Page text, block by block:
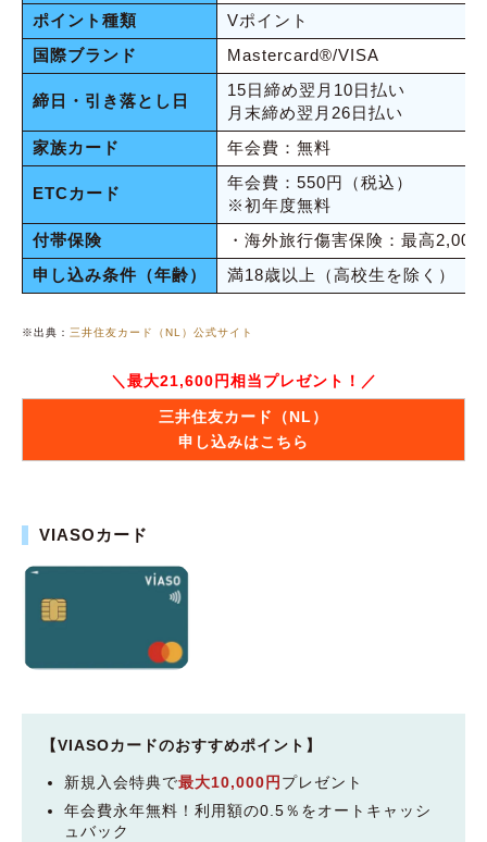
ポイント種類
Vポイント
国際ブランド
Mastercard®︎/VISA
締日・引き落とし日
15日締め翌月10日払い
月末締め翌月26日払い
家族カード
年会費：無料
ETCカード
年会費：550円（税込）
※初年度無料
付帯保険
・海外旅行傷害保険：最高
申し込み条件（年齢）
満18歳以上（高校生を除く）
※出典： 三井住友カード（NL）公式サイト
＼最大21,600円相当プレゼント！／
三井住友カード（NL）
申し込みはこちら
VIASOカード
【VIASOカードのおすすめポイント】
新規入会特典で最大10,000円 プレゼント
年会費永年無料！利用額の0.5％をオートキャッシ
ュバック